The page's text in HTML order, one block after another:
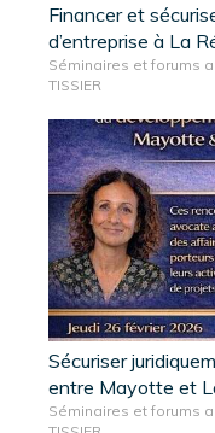
Financer et
d’entreprise à La
Séminaires et forums
TISSIER
Sécuriser
entre Mayotte et
Séminaires et forums